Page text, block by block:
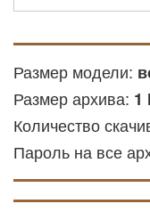
ЧПУ
деталей
других
дерева и
Размер модели:
Размер архива: 1
Количество
Пароль на все